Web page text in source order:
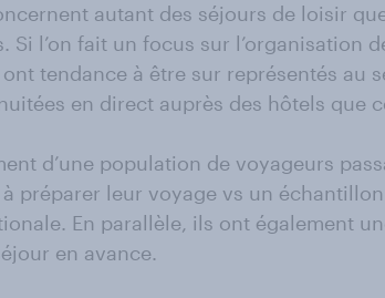
autant des séjours de loisir
Si l’on fait un focus sur l’organisation
ont tendance à être sur représentés au
en direct auprès des hôtels que
d’une population de voyageurs
préparer leur voyage vs un
En parallèle, ils ont également
en avance.